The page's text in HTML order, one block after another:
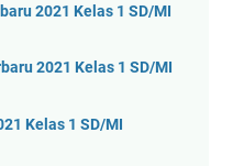
2021 Kelas 1 SD/MI
2021 Kelas 1 SD/MI
Kelas 1 SD/MI